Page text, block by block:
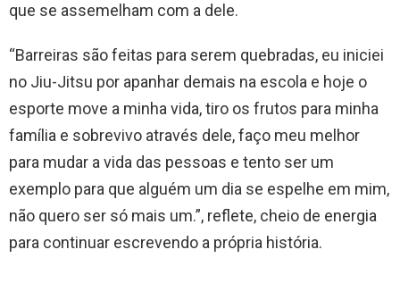
que se assemelham com a dele.
“Barreiras são feitas para serem quebradas, eu iniciei
no Jiu-Jitsu por apanhar demais na escola e hoje o
esporte move a minha vida, tiro os frutos para minha
família e sobrevivo através dele, faço meu melhor
para mudar a vida das pessoas e tento ser um
exemplo para que alguém um dia se espelhe em mim,
não quero ser só mais um.”, reflete, cheio de energia
para continuar escrevendo a própria história.